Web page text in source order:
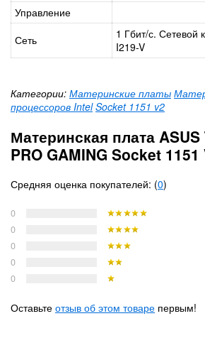
Управление
Сеть
1 Гбит/с. Сетевой
I219-V
Категории: Материнские платы
процессоров Intel Socket 1151 v2
Материнская плата ASUS
PRO GAMING Socket
Средняя оценка покупателей: (0)
0
0
0
0
0
Оставьте отзыв об этом товаре первым!